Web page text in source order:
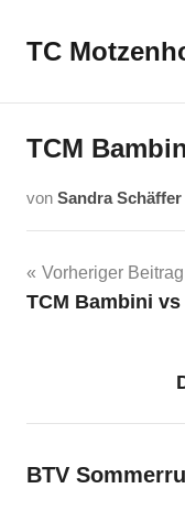
InhaltTC
TCM
von Sandra Schäffer
Vorheriger Beitrag
TCM Bambini
BTV